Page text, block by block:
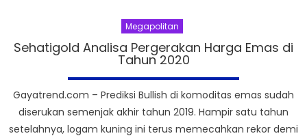
Megapolitan
Sehatigold Analisa Pergerakan Harga Emas di
Tahun 2020
Gayatrend.com – Prediksi Bullish di komoditas emas sudah
diserukan semenjak akhir tahun 2019. Hampir satu tahun
setelahnya, logam kuning ini terus memecahkan rekor demi